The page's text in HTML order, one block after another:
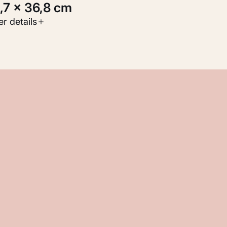
× 36,8 cm
werk
details